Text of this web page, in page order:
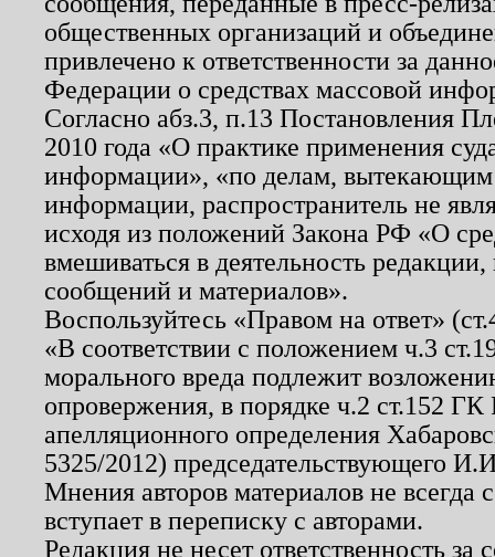
общественных организаций и
привлечено к ответственности за
Федерации о средствах массовой
Согласно абз.3, п.13 Постановления
2010 года «О практике применения
информации», «по делам, вытекающим
информации, распространитель не
исходя из положений Закона РФ «О
вмешиваться в деятельность
сообщений и материалов».
Воспользуйтесь «Правом на ответ»
«В соответствии с положением ч.3
морального вреда подлежит
опровержения, в порядке ч.2 ст.152
апелляционного определения
5325/2012) председательствующего
Мнения авторов материалов не
вступает в переписку с авторами.
Редакция не несет ответственность